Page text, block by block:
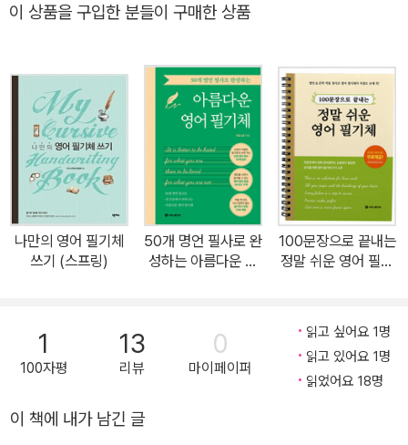
주에서는 아직도 많이 쓰므로 영국이나 호주로 간다면 필수로 익혀야
다면 익혀야 한다. 쓸 줄 알면, 읽는 것은 쉽다. 구성 기본 필기체 따라
쓰기: 알파벳마다 10번씩, 점선과 화살표로 쉽게 따라 쓴다. a-z 소문
자 이어쓰기: 알파벳을 이어서 쓰는 연습을 한다. 공부명언 필기체 3
0: 6종류의 필기체로 된 공부 명언 30개를 따라 쓴다. 부록-영어 잘
하는 법: ‘영어공부법 MBTI +수준별 영어책 추천’에서 발췌한 내용.
배송비 절약문고: 가격은 낮추고, 내용은 올리고! * 무료배송 조건 금
액이 부족할 때! * 쪽수를 줄이고 종이 질을 낮춰, 가격을 낮췄다! *
핵심만 담아서 더 빠르게 익힌다. 스스로 끝까지 볼 수 있다. * 권당 1
이 상품을 구입한 분들이 구매한 상품
나만의 영어 필기체
쓰기 (스프링)
50개 명언 필사로 완
성하는 아름다운 영
100문장으로 끝내는
정말 쉬운 영어 필기
1
100자평
13
리뷰
0
마이페이퍼
읽고 싶어요 1명
읽고 있어요 1명
읽었어요 18명
이 책에 내가 남긴 글